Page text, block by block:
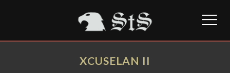
XCUSELAN II